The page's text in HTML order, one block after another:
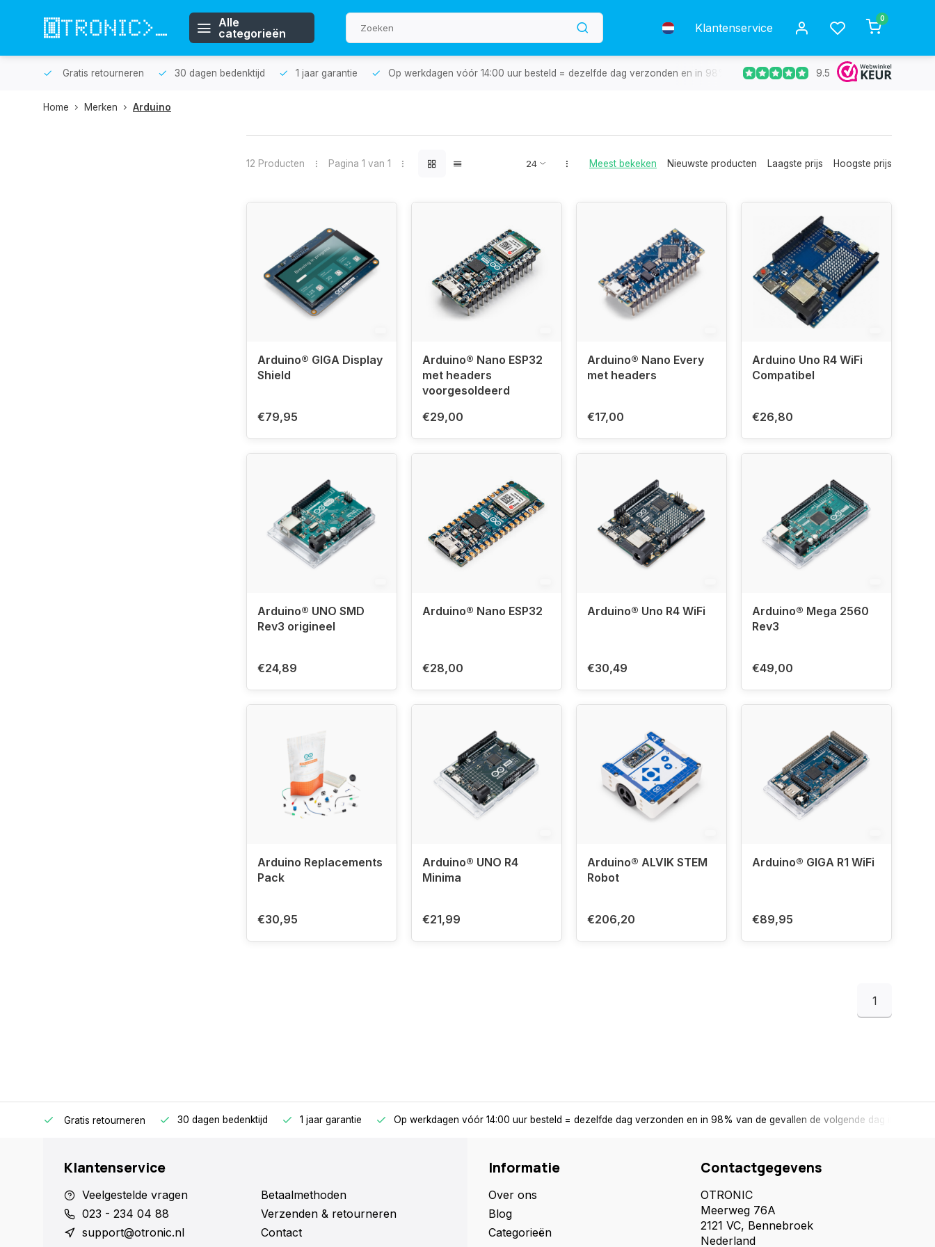
Alle
categorieën
Klantenservice
0
Gratis retourneren 30 dagen bedenktijd 1 jaar garantie Op werkdagen vóór 14:00 uur besteld = dezelfde dag verzonden en in 98% van de gevallen de volgende dag in huis.
9.5
Home Merken Arduino
12 Producten Pagina 1 van 1 Meest bekeken Nieuwste producten Laagste prijs Hoogste prijs
Arduino® GIGA Display
Shield
€79,95
Arduino® Nano ESP32
met headers
voorgesoldeerd
€29,00
Arduino® Nano Every
met headers
€17,00
Arduino Uno R4 WiFi
Compatibel
€26,80
Arduino® UNO SMD
Rev3 origineel
€24,89
Arduino® Nano ESP32
€28,00
Arduino® Uno R4 WiFi
€30,49
Arduino® Mega 2560
Rev3
€49,00
Arduino Replacements
Pack
€30,95
Arduino® UNO R4
Minima
€21,99
Arduino® ALVIK STEM
Robot
€206,20
Arduino® GIGA R1 WiFi
€89,95
1
Gratis retourneren 30 dagen bedenktijd 1 jaar garantie Op werkdagen vóór 14:00 uur besteld = dezelfde dag verzonden en in 98% van de gevallen de volgende dag in huis.
Klantenservice
Veelgestelde vragen
023 - 234 04 88
support@otronic.nl
Betaalmethoden
Verzenden & retourneren
Contact
Informatie
Over ons
Blog
Categorieën
Contactgegevens
OTRONIC
Meerweg 76A
2121 VC, Bennebroek
Nederland